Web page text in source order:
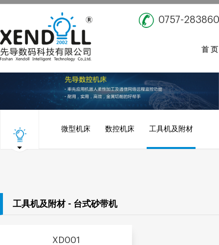
0757-
首 页
微型机床 数控机床 工具机及附材
工具机及附材 - 台式砂带机
XD001